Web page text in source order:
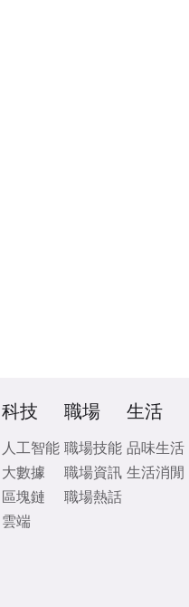
科技
人工智能
大數據
區塊鏈
雲端
職場
職場技能
職場資訊
職場熱話
生活
品味生活
生活消閒